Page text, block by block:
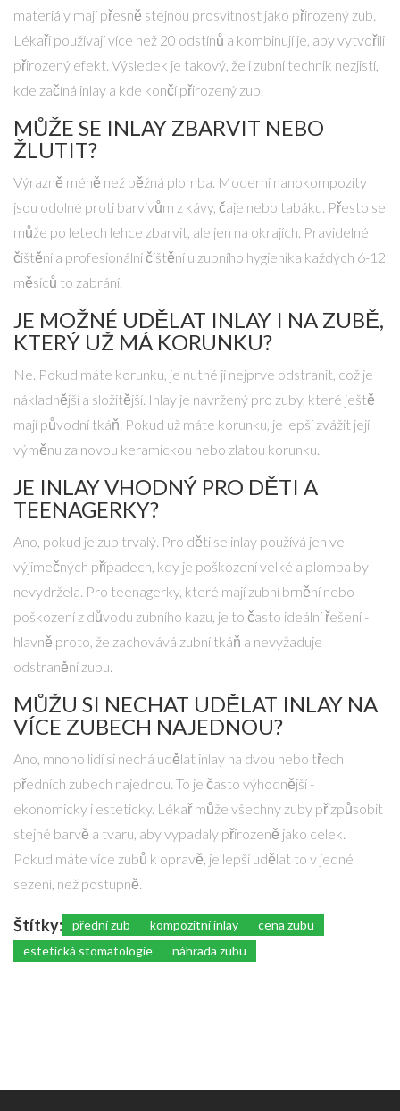
materiály mají přesně stejnou prosvitnost jako přirozený zub.
Lékaři používají více než 20 odstínů a kombinují je, aby vytvořili
přirozený efekt. Výsledek je takový, že i zubní technik nezjistí,
kde začíná inlay a kde končí přirozený zub.
MŮŽE SE INLAY ZBARVIT NEBO
ŽLUTIT?
Výrazně méně než běžná plomba. Moderní nanokompozity
jsou odolné proti barvivům z kávy, čaje nebo tabáku. Přesto se
může po letech lehce zbarvit, ale jen na okrajích. Pravidelné
čištění a profesionální čištění u zubního hygienika každých 6-12
měsíců to zabrání.
JE MOŽNÉ UDĚLAT INLAY I NA ZUBĚ,
KTERÝ UŽ MÁ KORUNKU?
Ne. Pokud máte korunku, je nutné ji nejprve odstranit, což je
nákladnější a složitější. Inlay je navržený pro zuby, které ještě
mají původní tkáň. Pokud už máte korunku, je lepší zvážit její
výměnu za novou keramickou nebo zlatou korunku.
JE INLAY VHODNÝ PRO DĚTI A
TEENAGERKY?
Ano, pokud je zub trvalý. Pro děti se inlay používá jen ve
výjimečných případech, kdy je poškození velké a plomba by
nevydržela. Pro teenagerky, které mají zubní brnění nebo
poškození z důvodu zubního kazu, je to často ideální řešení -
hlavně proto, že zachovává zubní tkáň a nevyžaduje
odstranění zubu.
MŮŽU SI NECHAT UDĚLAT INLAY NA
VÍCE ZUBECH NAJEDNOU?
Ano, mnoho lidí si nechá udělat inlay na dvou nebo třech
předních zubech najednou. To je často výhodnější -
ekonomicky i esteticky. Lékař může všechny zuby přizpůsobit
stejné barvě a tvaru, aby vypadaly přirozeně jako celek.
Pokud máte více zubů k opravě, je lepší udělat to v jedné
sezení, než postupně.
Štítky: přední zub kompozitní inlay
cena zubu
estetická stomatologie
náhrada zubu